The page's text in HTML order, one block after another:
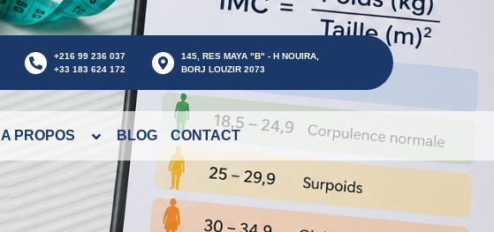
+216 99 236 037
+33 183 624 172
145, RES MAYA "B" - H NOUIRA,
BORJ LOUZIR 2073
A PROPOS BLOG CONTACT